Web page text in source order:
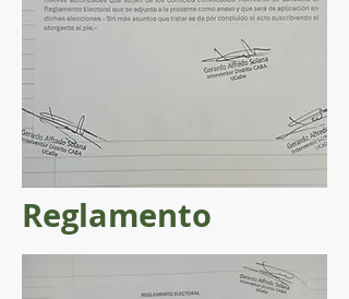
Reglamento